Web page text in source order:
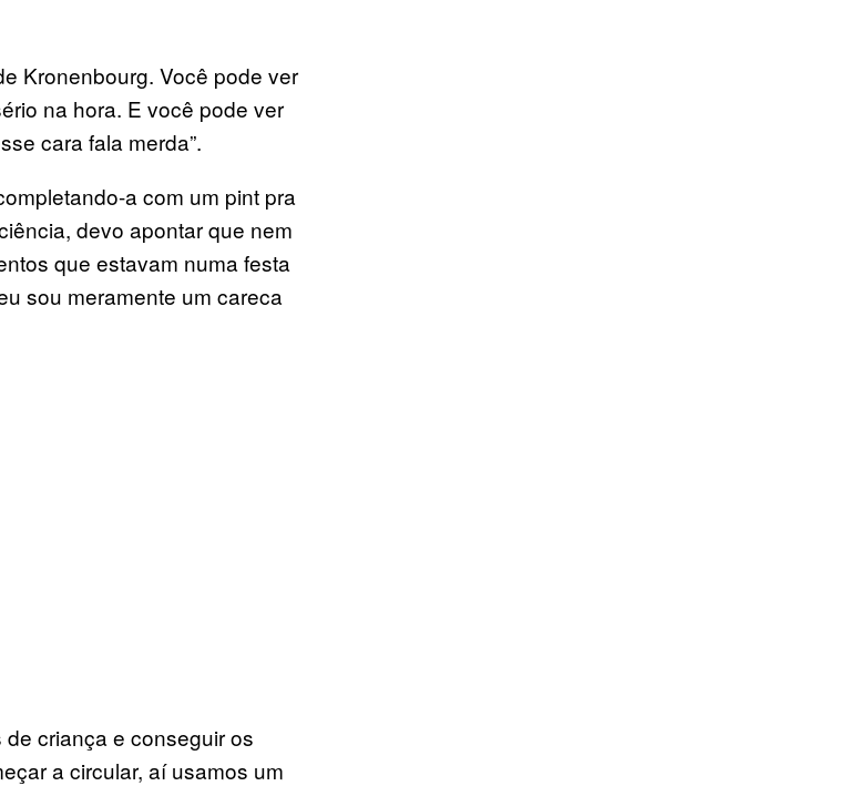
Kronenbourg. Você pode ver
na hora. E você pode ver
cara fala merda”.
a com um pint pra
devo apontar que nem
que estavam numa festa
sou meramente um careca
criança e conseguir os
a circular, aí usamos um